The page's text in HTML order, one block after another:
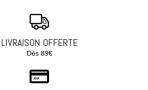
LIVRAISON OFFERTE
Dès 89€